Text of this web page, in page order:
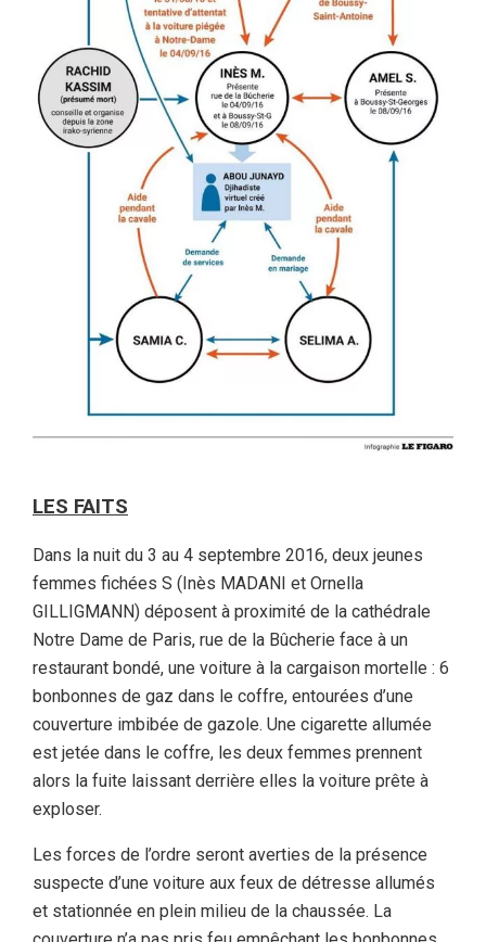
LES FAITS
Dans la nuit du 3 au 4 septembre 2016, deux jeunes
femmes fichées S (Inès MADANI et Ornella
GILLIGMANN) déposent à proximité de la cathédrale
Notre Dame de Paris, rue de la Bûcherie face à un
restaurant bondé, une voiture à la cargaison mortelle : 6
bonbonnes de gaz dans le coffre, entourées d’une
couverture imbibée de gazole. Une cigarette allumée
est jetée dans le coffre, les deux femmes prennent
alors la fuite laissant derrière elles la voiture prête à
exploser.
Les forces de l’ordre seront averties de la présence
suspecte d’une voiture aux feux de détresse allumés
et stationnée en plein milieu de la chaussée. La